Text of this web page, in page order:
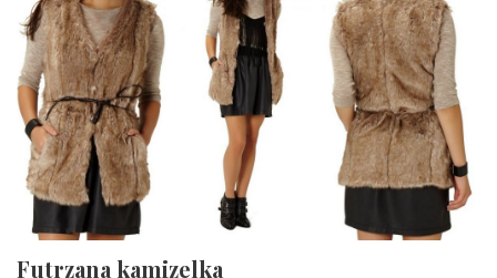
Futrzana kamizelka